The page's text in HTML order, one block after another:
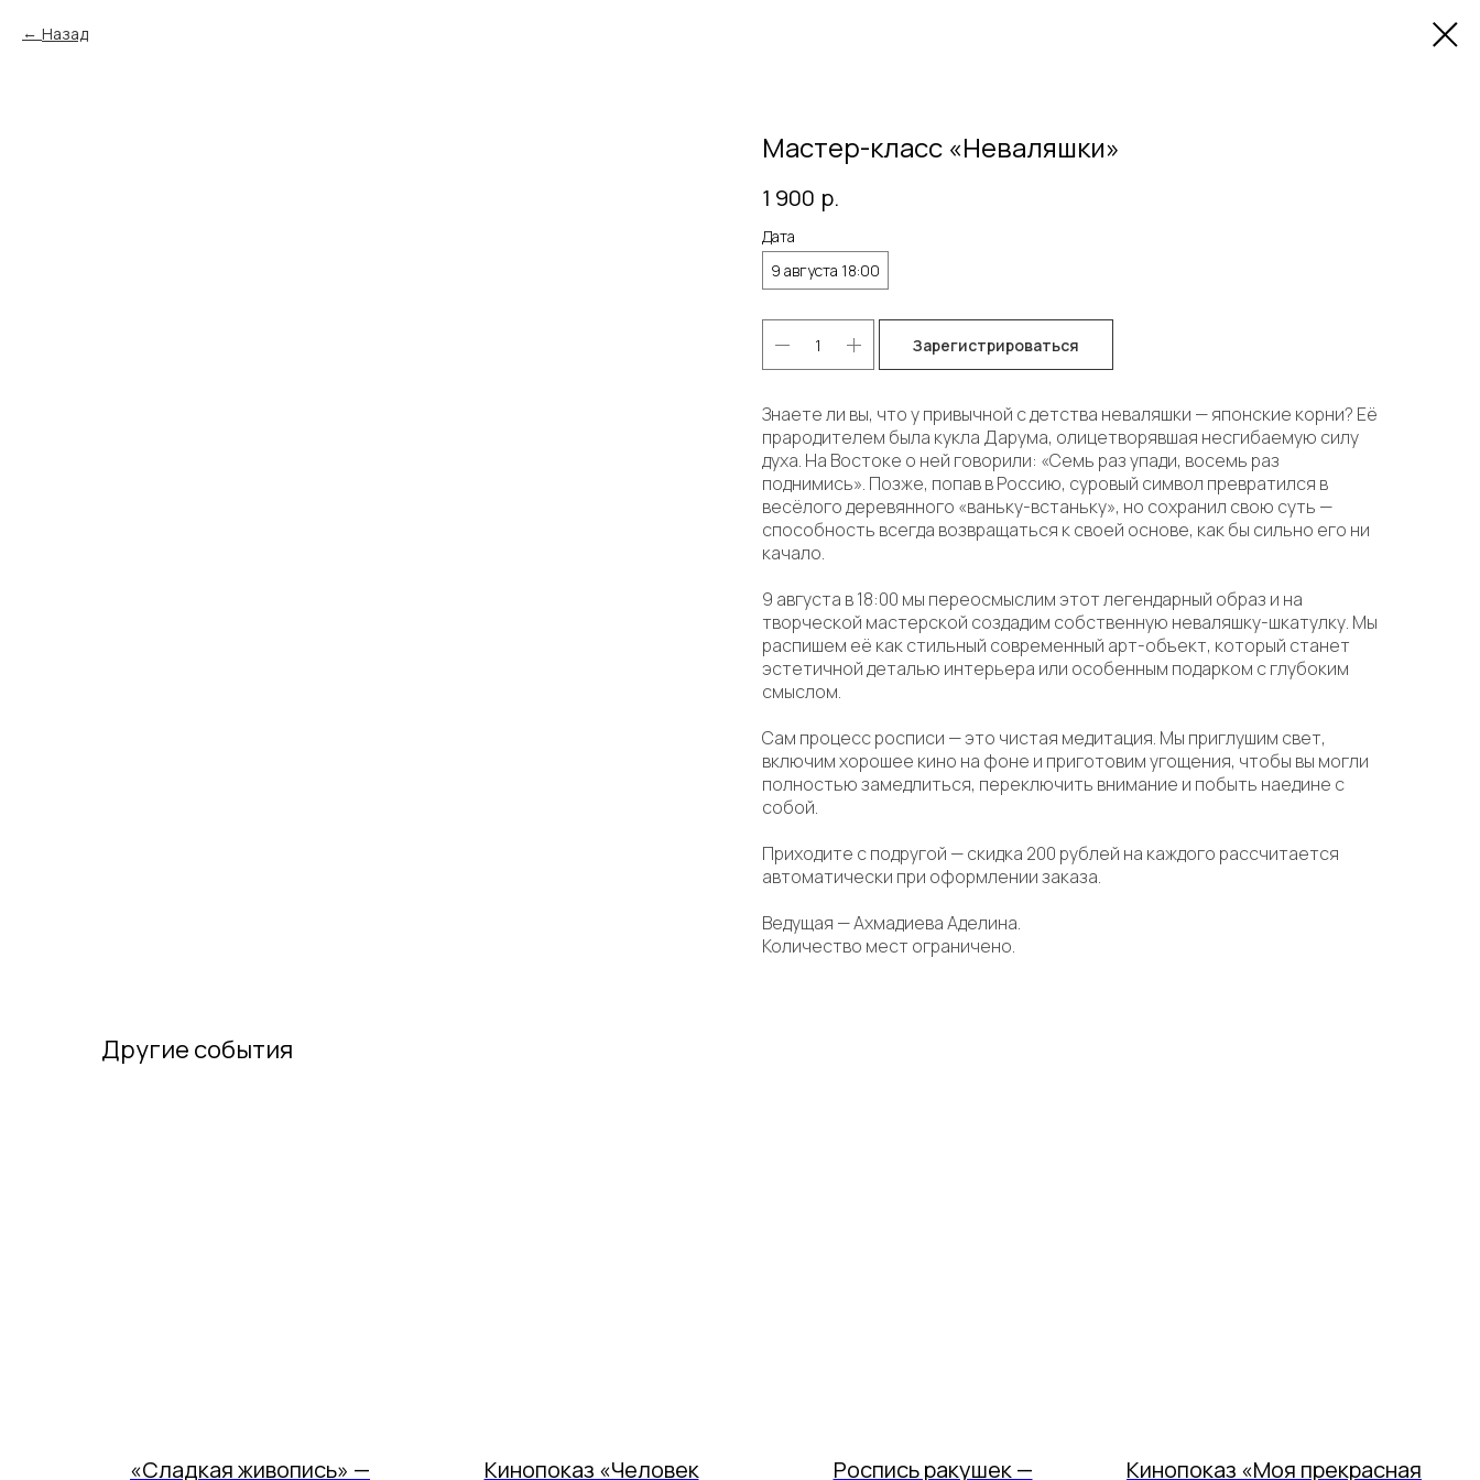
Назад
Мастер-класс «Неваляшки»
1 900 р.
Дата
9 августа 18:00
Зарегистрироваться
Знаете ли вы, что у привычной с детства неваляшки — японские корни? Её
прародителем была кукла Дарума, олицетворявшая несгибаемую силу
духа. На Востоке о ней говорили: «Семь раз упади, восемь раз
поднимись». Позже, попав в Россию, суровый символ превратился в
весёлого деревянного «ваньку-встаньку», но сохранил свою суть —
способность всегда возвращаться к своей основе, как бы сильно его ни
качало.
9 августа в 18:00 мы переосмыслим этот легендарный образ и на
творческой мастерской создадим собственную неваляшку-шкатулку. Мы
распишем её как стильный современный арт-объект, который станет
эстетичной деталью интерьера или особенным подарком с глубоким
смыслом.
Сам процесс росписи — это чистая медитация. Мы приглушим свет,
включим хорошее кино на фоне и приготовим угощения, чтобы вы могли
полностью замедлиться, переключить внимание и побыть наедине с
собой.
Приходите с подругой — скидка 200 рублей на каждого рассчитается
автоматически при оформлении заказа.
Ведущая — Ахмадиева Аделина.
Количество мест ограничено.
Другие события
«Сладкая живопись» — Кинопоказ «Человек Роспись ракушек — Кинопоказ «Моя прекрасная